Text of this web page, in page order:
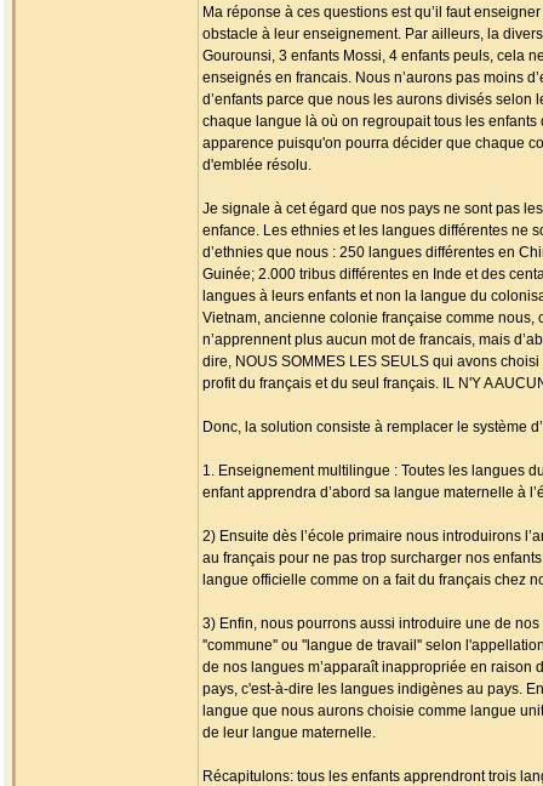
Ma réponse à ces questions est qu’il faut
obstacle à leur enseignement. Par ailleurs, la
Gourounsi, 3 enfants Mossi, 4 enfants peuls, cela
enseignés en francais. Nous n’aurons pas moins
d’enfants parce que nous les aurons divisés
chaque langue là où on regroupait tous les
apparence puisqu'on pourra décider que chaque
d'emblée résolu.
Je signale à cet égard que nos pays ne sont pas
enfance. Les ethnies et les langues différentes ne
d’ethnies que nous : 250 langues différentes en
Guinée; 2.000 tribus différentes en Inde et des
langues à leurs enfants et non la langue du
Vietnam, ancienne colonie française comme nous,
n’apprennent plus aucun mot de francais, mais
dire, NOUS SOMMES LES SEULS qui avons
profit du français et du seul français. IL N'Y A
Donc, la solution consiste à remplacer le système
1. Enseignement multilingue : Toutes les langues
enfant apprendra d’abord sa langue maternelle à
2) Ensuite dès l’école primaire nous introduirons
au français pour ne pas trop surcharger nos
langue officielle comme on a fait du français chez
3) Enfin, nous pourrons aussi introduire une de
''commune'' ou ''langue de travail'' selon
de nos langues m’apparaît inappropriée en
pays, c'est-à-dire les langues indigènes au pays.
langue que nous aurons choisie comme langue
de leur langue maternelle.
Récapitulons: tous les enfants apprendront trois